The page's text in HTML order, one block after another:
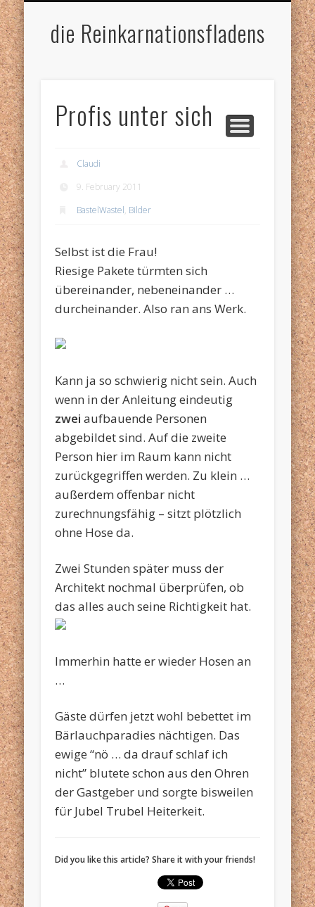
die Reinkarnationsfladens
Profis unter sich
Claudi
9. February 2011
BastelWastel, Bilder
Selbst ist die Frau!
Riesige Pakete türmten sich
übereinander, nebeneinander …
durcheinander. Also ran ans Werk.
Kann ja so schwierig nicht sein. Auch
wenn in der Anleitung eindeutig
zwei aufbauende Personen
abgebildet sind. Auf die zweite
Person hier im Raum kann nicht
zurückgegriffen werden. Zu klein …
außerdem offenbar nicht
zurechnungsfähig – sitzt plötzlich
ohne Hose da.
Zwei Stunden später muss der
Architekt nochmal überprüfen, ob
das alles auch seine Richtigkeit hat.
Immerhin hatte er wieder Hosen an
…
Gäste dürfen jetzt wohl bebettet im
Bärlauchparadies nächtigen. Das
ewige “nö … da drauf schlaf ich
nicht” blutete schon aus den Ohren
der Gastgeber und sorgte bisweilen
für Jubel Trubel Heiterkeit.
Did you like this article? Share it with your friends!